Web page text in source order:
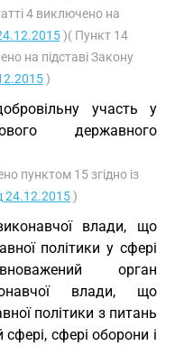
4 виключено на
)( Пункт 14
на підставі Закону
)
участь у
державного
пунктом 15 згідно із
24.12.2015)
влади, що
політики у сфері
орган
влади, що
політики з питань
сфері, сфері оборони і